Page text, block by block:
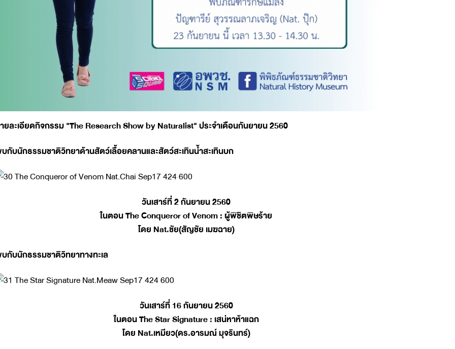
ยละเอียดกิจกรรม "The Research Show by Naturalist" ประจำเดือนกันยายน 2560
กับนักธรรมชาติวิทยาด้านสัตว์เลื้อยคลานและสัตว์สะเทินน้ำสะเทินบก
วันเสาร์ที่ 2 กันยายน 2560
ในตอน The Conqueror of Venom : ผู้พิชิตพิษร้าย
โดย Nat.ชัย(สัญชัย เมฆฉาย)
กับนักธรรมชาติวิทยาทางทะเล
วันเสาร์ที่ 16 กันยายน 2560
ในตอน The Star Signature : เสน่หาห้าแฉก
โดย Nat.เหมียว(ดร.อารมณ์ มุจรินทร์)